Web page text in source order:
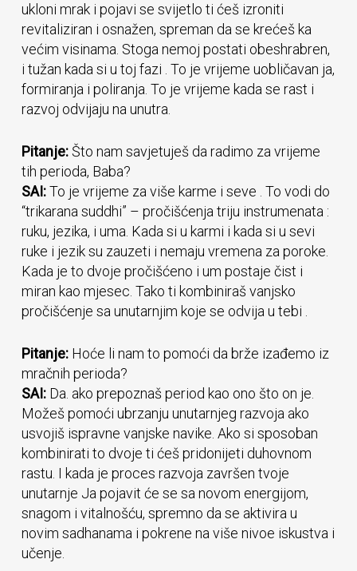
ukloni mrak i pojavi se svijetlo ti ćeš izroniti
revitaliziran i osnažen, spreman da se krećeš ka
većim visinama. Stoga nemoj postati obeshrabren,
i tužan kada si u toj fazi . To je vrijeme uobličavan ja,
formiranja i poliranja. To je vrijeme kada se rast i
razvoj odvijaju na unutra.
Pitanje:Što nam savjetuješ da radimo za vrijeme
tih perioda, Baba?
SAI:To je vrijeme za više karme i seve . To vodi do
“trikarana suddhi” – pročišćenja triju instrumenata :
ruku, jezika, i uma. Kada si u karmi i kada si u sevi
ruke i jezik su zauzeti i nemaju vremena za poroke.
Kada je to dvoje pročišćeno i um postaje čist i
miran kao mjesec. Tako ti kombiniraš vanjsko
pročišćenje sa unutarnjim koje se odvija u tebi .
Pitanje:Hoće li nam to pomoći da brže izađemo iz
mračnih perioda?
SAI:Da. ako prepoznaš period kao ono što on je.
Možeš pomoći ubrzanju unutarnjeg razvoja ako
usvojiš ispravne vanjske navike. Ako si sposoban
kombinirati to dvoje ti ćeš pridonijeti duhovnom
rastu. I kada je proces razvoja završen tvoje
unutarnje Ja pojavit će se sa novom energijom,
snagom i vitalnošću, spremno da se aktivira u
novim sadhanama i pokrene na više nivoe iskustva i
učenje.